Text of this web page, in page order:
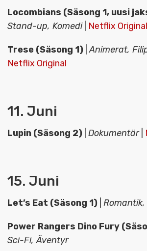
Locombians (Säsong 1, uusi
Stand-up, Komedi| Netflix Original
Trese (Säsong 1) |Animerat,
Netflix Original
11. Juni
Lupin (Säsong 2) Dokumentär|
15. Juni
Let’s Eat (Säsong 1)
Power Rangers Dino Fury
Sci-Fi, Äventyr